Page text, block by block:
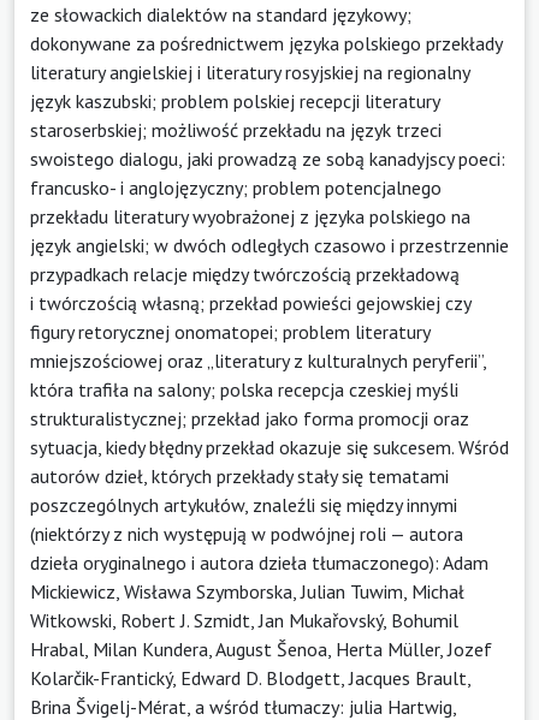
ze słowackich dialektów na standard językowy;
dokonywane za pośrednictwem języka polskiego przekłady
literatury angielskiej i literatury rosyjskiej na regionalny
język kaszubski; problem polskiej recepcji literatury
staroserbskiej; możliwość przekładu na język trzeci
swoistego dialogu, jaki prowadzą ze sobą kanadyjscy poeci:
francusko- i anglojęzyczny; problem potencjalnego
przekładu literatury wyobrażonej z języka polskiego na
język angielski; w dwóch odległych czasowo i przestrzennie
przypadkach relacje między twórczością przekładową
i twórczością własną; przekład powieści gejowskiej czy
figury retorycznej onomatopei; problem literatury
mniejszościowej oraz „literatury z kulturalnych peryferii”,
która trafiła na salony; polska recepcja czeskiej myśli
strukturalistycznej; przekład jako forma promocji oraz
sytuacja, kiedy błędny przekład okazuje się sukcesem. Wśród
autorów dzieł, których przekłady stały się tematami
poszczególnych artykułów, znaleźli się między innymi
(niektórzy z nich występują w podwójnej roli — autora
dzieła oryginalnego i autora dzieła tłumaczonego): Adam
Mickiewicz, Wisława Szymborska, Julian Tuwim, Michał
Witkowski, Robert J. Szmidt, Jan Mukařovský, Bohumil
Hrabal, Milan Kundera, August Šenoa, Herta Müller, Jozef
Kolarčik-Frantický, Edward D. Blodgett, Jacques Brault,
Brina Švigelj-Mérat, a wśród tłumaczy: julia Hartwig,